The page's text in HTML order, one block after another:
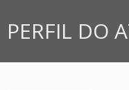
PERFIL DO